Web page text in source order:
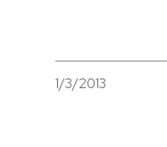
PODCAST
1/3/2013